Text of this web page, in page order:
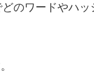
のワードやハッ